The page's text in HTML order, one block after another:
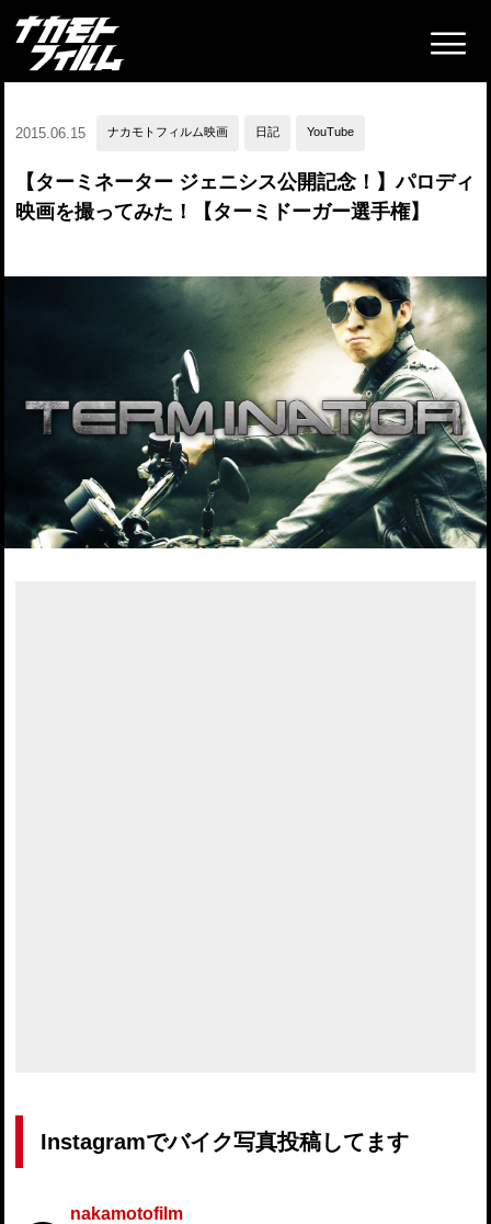
2015.06.15 ナカモトフィルム映画 日記 YouTube
【ターミネーター ジェニシス公開記念！】パロディ
映画を撮ってみた！【ターミドーガー選手権】
Instagramでバイク写真投稿してます
nakamotofilm